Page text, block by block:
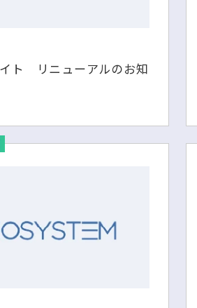
ト リニューアルのお知